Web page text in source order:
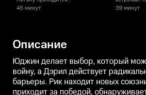
обороняться. В центре битвы —
оказываются запертыми среди
ходячих.
45 минут
Дэрил
39 минут
Описание
Юджин делает выбор, который
войну, а Дэрил действует
барьеры. Рик находит новых
приходит за победой,